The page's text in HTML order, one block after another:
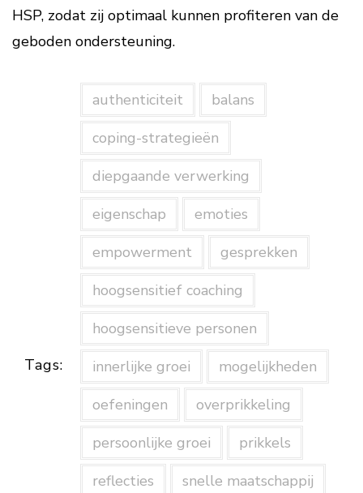
HSP, zodat zij optimaal kunnen profiteren van de
geboden ondersteuning.
Tags:
authenticiteit
balans
coping-strategieën
diepgaande verwerking
eigenschap
emoties
empowerment
gesprekken
hoogsensitief coaching
hoogsensitieve personen
innerlijke groei
mogelijkheden
oefeningen
overprikkeling
persoonlijke groei
prikkels
reflecties
snelle maatschappij